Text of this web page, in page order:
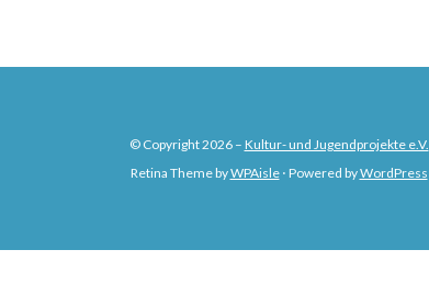
© Copyright 2026 – Kultur- und Jugendprojekte e.V.
Retina Theme byWPAisle ⋅ Powered byWordPress